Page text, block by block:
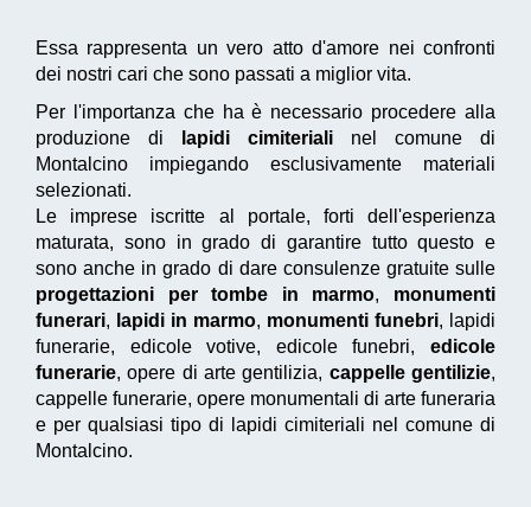
Essa rappresenta un vero atto d'amore nei confronti
dei nostri cari che sono passati a miglior vita.
Per l'importanza che ha è necessario procedere alla
produzione di
lapidi cimiteriali nel comune di
Montalcino impiegando esclusivamente materiali
selezionati.
Le imprese iscritte al portale, forti dell'esperienza
maturata, sono in grado di garantire tutto questo e
sono anche in grado di dare consulenze gratuite sulle
progettazioni per tombe in marmo, monumenti
funerari, lapidi in marmo, monumenti funebri, lapidi
funerarie, edicole votive, edicole funebri, edicole
funerarie, opere di arte gentilizia, cappelle gentilizie,
cappelle funerarie, opere monumentali di arte funeraria
e per qualsiasi tipo di lapidi cimiteriali nel comune di
Montalcino.